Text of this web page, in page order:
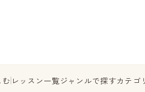
レッスン一覧ジャンルで探すカテゴ